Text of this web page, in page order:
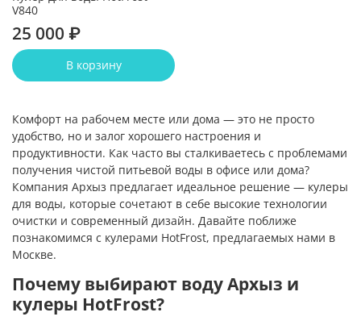
V840
25 000 ₽
В корзину
Комфорт на рабочем месте или дома — это не просто
удобство, но и залог хорошего настроения и
продуктивности. Как часто вы сталкиваетесь с проблемами
получения чистой питьевой воды в офисе или дома?
Компания Архыз предлагает идеальное решение — кулеры
для воды, которые сочетают в себе высокие технологии
очистки и современный дизайн. Давайте поближе
познакомимся с кулерами HotFrost, предлагаемых нами в
Москве.
Почему выбирают воду Архыз и
кулеры HotFrost?